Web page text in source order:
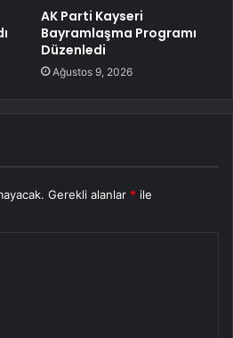
AK Parti Kayseri
Bayramlaşma Programı
Düzenledi
Ağustos 9, 2026
Gerekli alanlar * ile